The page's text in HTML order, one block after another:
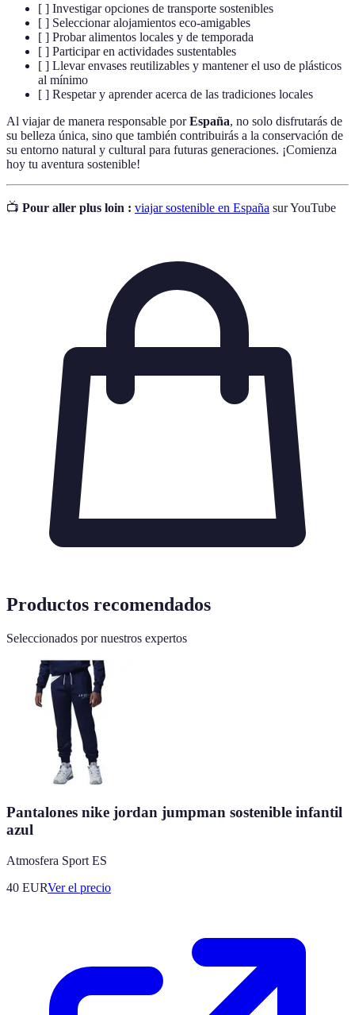
[ ] Investigar opciones de transporte sostenibles
[ ] Seleccionar alojamientos eco-amigables
[ ] Probar alimentos locales y de temporada
[ ] Participar en actividades sustentables
[ ] Llevar envases reutilizables y mantener el uso de plásticos
al mínimo
[ ] Respetar y aprender acerca de las tradiciones locales
Al viajar de manera responsable porEspaña, no solo disfrutarás de
su belleza única, sino que también contribuirás a la conservación de
su entorno natural y cultural para futuras generaciones. ¡Comienza
hoy tu aventura sostenible!
📺 Pour aller plus loin : viajar sostenible en España sur YouTube
Productos recomendados
Seleccionados por nuestros expertos
Pantalones nike jordan jumpman sostenible infantil
azul
Atmosfera Sport ES
40 EURVer el precio